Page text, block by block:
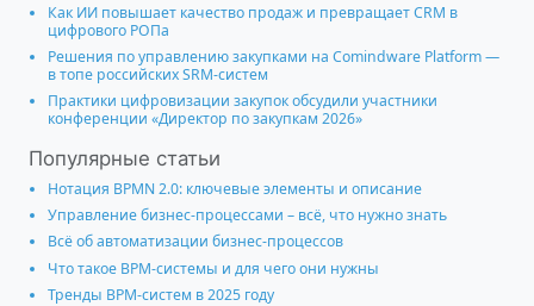
Как ИИ повышает качество продаж и превращает CRM в
цифрового РОПа
Решения по управлению закупками на Comindware Platform —
в топе российских SRM-систем
Практики цифровизации закупок обсудили участники
конференции «Директор по закупкам 2026»
Популярные статьи
Нотация BPMN 2.0: ключевые элементы и описание
Управление бизнес-процессами – всё, что нужно знать
Всё об автоматизации бизнес-процессов
Что такое BPM-системы и для чего они нужны
Тренды BPM-систем в 2025 году